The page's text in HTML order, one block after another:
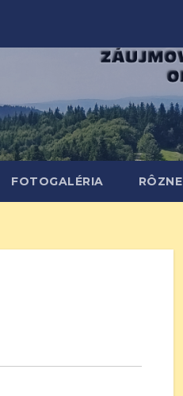
FOTOGALÉRIA RÔZNE